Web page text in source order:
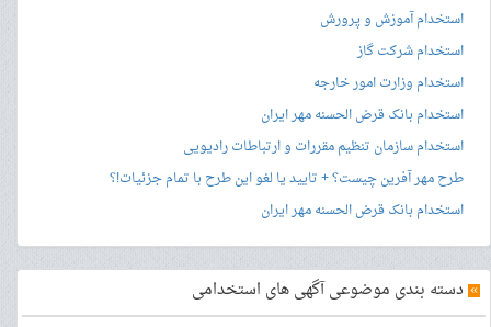
استخدام آموزش و پرورش
استخدام شرکت گاز
استخدام وزارت امور خارجه
استخدام بانک قرض الحسنه مهر ایران
استخدام سازمان تنظیم مقررات و ارتباطات رادیویی
طرح مهر آفرین چیست؟ + تایید یا لغو این طرح با تمام جزئیات!؟
استخدام بانک قرض الحسنه مهر ایران
» دسته بندی موضوعی آگهی های استخدامی